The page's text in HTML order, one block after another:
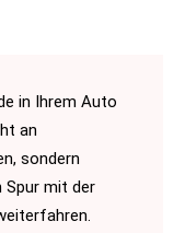
in Ihrem Auto
an
sondern
Spur mit der